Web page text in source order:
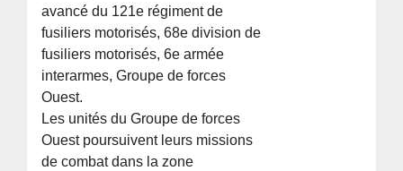
avancé du 121e régiment de
fusiliers motorisés, 68e division de
fusiliers motorisés, 6e armée
interarmes, Groupe de forces
Ouest.
Les unités du Groupe de forces
Ouest poursuivent leurs missions
de combat dans la zone